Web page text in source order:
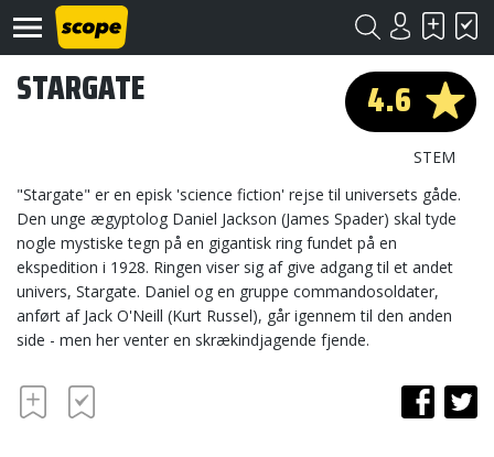
Om
Scope
Kontakt
4.6
STEM
STARGATE
"Stargate" er en episk 'science fiction' rejse til universets gåde.
Den unge ægyptolog Daniel Jackson (James Spader) skal tyde
nogle mystiske tegn på en gigantisk ring fundet på en
ekspedition i 1928. Ringen viser sig af give adgang til et andet
univers, Stargate. Daniel og en gruppe commandosoldater,
anført af Jack O'Neill (Kurt Russel), går igennem til den anden
side - men her venter en skrækindjagende fjende.